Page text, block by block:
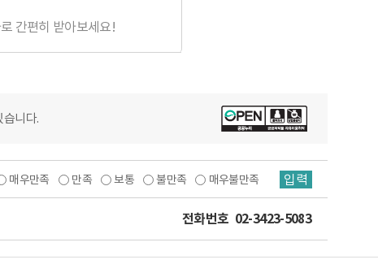
간편히 받아보세요!
습니다.
매우만족 만족 보통 불만족 매우불만족 입력
전화번호 02-3423-5083